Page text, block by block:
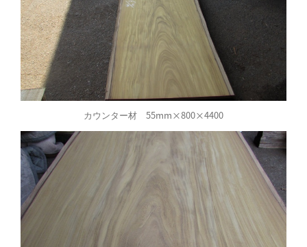
カウンター材 55mm×800×4400